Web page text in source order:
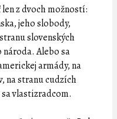
len z dvoch možností:
jeho slobody,
slovenských
národa. Alebo sa
armády, na
na stranu cudzích
vlastizradcom.